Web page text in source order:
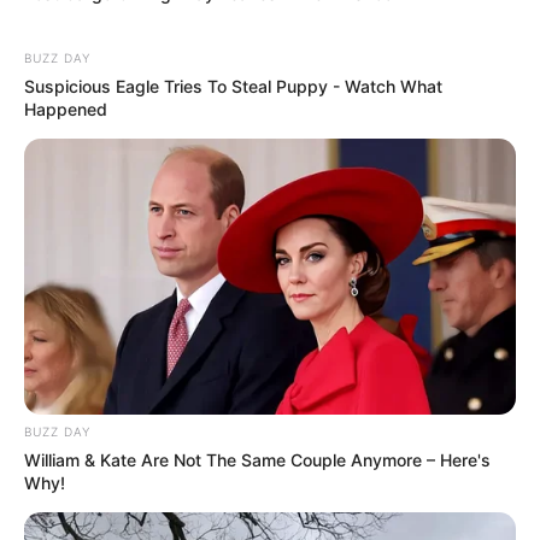
Serem! 9 Chat Ojek Online &
Pelanggan Ini Bikin Auto
Merinding
BUZZ DAY
Suspicious Eagle Tries To Steal Puppy - Watch What
Happened
BUZZ DAY
William & Kate Are Not The Same Couple Anymore – Here's
Why!